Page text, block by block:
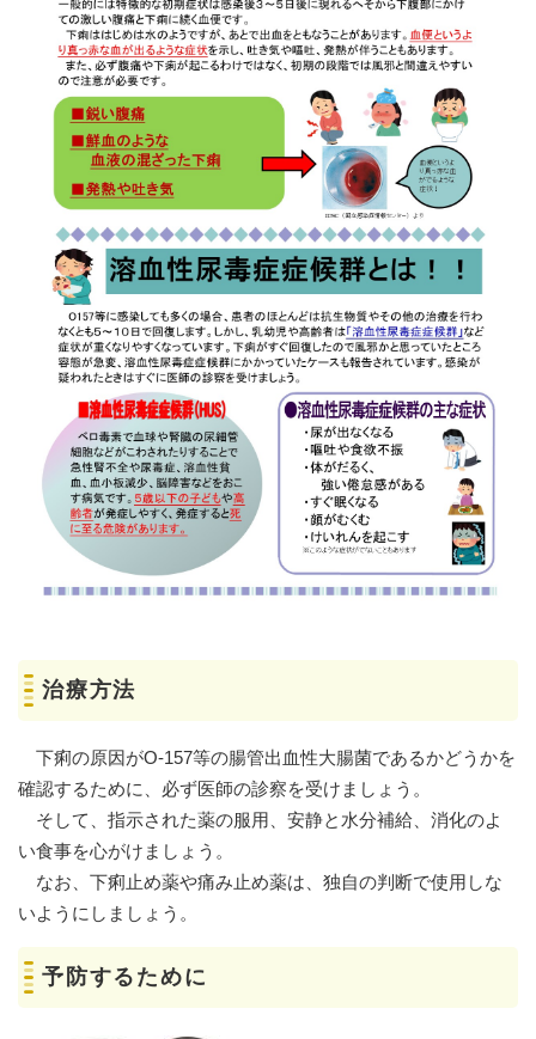
治療方法
下痢の原因がO-157等の腸管出血性大腸菌であるかどうかを
確認するために、必ず医師の診察を受けましょう。
そして、指示された薬の服用、安静と水分補給、消化のよ
い食事を心がけましょう。
なお、下痢止め薬や痛み止め薬は、独自の判断で使用しな
いようにしましょう。
予防するために